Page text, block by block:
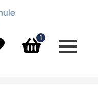
1